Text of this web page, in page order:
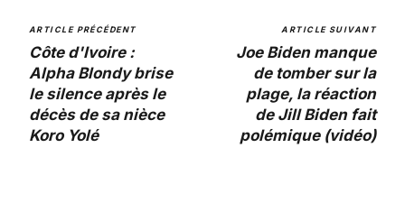
ARTICLE PRÉCÉDENT
Côte d'Ivoire :
Alpha Blondy brise
le silence après le
décès de sa nièce
Koro Yolé
ARTICLE SUIVANT
Joe Biden manque
de tomber sur la
plage, la réaction
de Jill Biden fait
polémique (vidéo)